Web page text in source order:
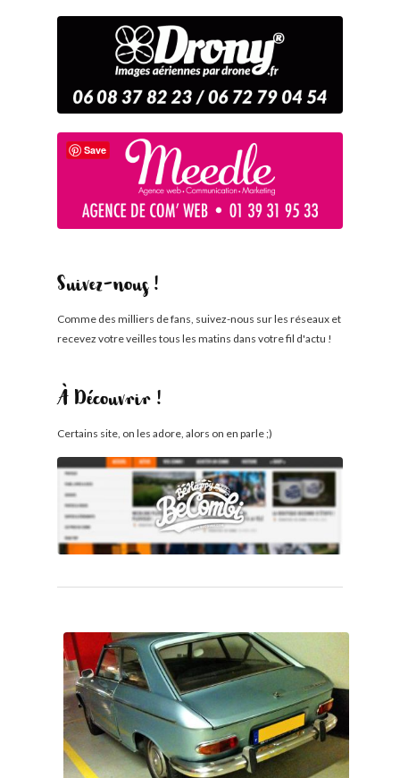
Suivez-nous !
Comme des milliers de fans, suivez-nous sur les réseaux et
recevez votre veilles tous les matins dans votre fil d'actu !
À Découvrir !
Certains site, on les adore, alors on en parle ;)
Save